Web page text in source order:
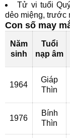
Tử vi tuổi
dẻo miệng, trước
Con số may
Năm
sinh
Tuổi
nạp âm
1964
Giáp
Thìn
1976
Bính
Thìn